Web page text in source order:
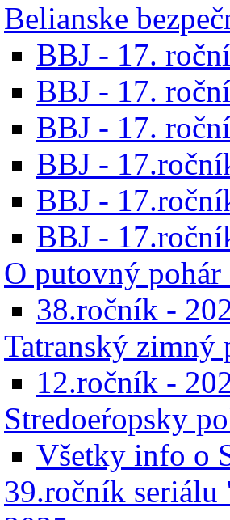
Belianske
BBJ - 17.
BBJ - 17.
BBJ - 17.
BBJ -
BBJ -
BBJ -
O putovný
38.ročník -
Tatranský zimný
12.ročník -
Stredoeŕopsky
Všetky info o
39.ročník